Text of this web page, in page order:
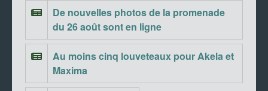
De nouvelles photos de la promenade
du 26 août sont en ligne
Au moins cinq louveteaux pour Akela et
Maxima